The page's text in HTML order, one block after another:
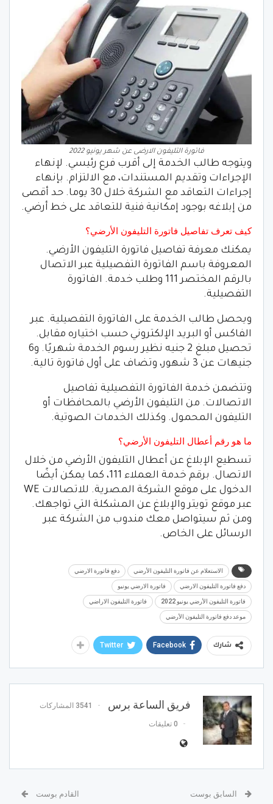
فاتورة التليفون الارضى عن شهر يونيو 2022
ويتوجه طالب الخدمة إلى أقرب فرع رئيسي. لإنهاء
الإجراءات وتقديم المستندات، مع الالتزام. بإنهاء
إجراءات التعاقد مع الشركة خلال 30 يوما. حد أقصى
من إبلاغه بوجود إمكانية فنية للتعاقد على خط أرضي.
كيف تعرف تفاصيل فاتورة التليفون الأرضي؟
يمكنك معرفة تفاصيل فاتورة التليفون الأرضي.
المعروفة باسم الفاتورة التفصيلية عبر الاتصال
بالرقم المختصر 111 وطلب خدمة. الفاتورة
التفصيلية.
ويحصل طالب الخدمة على الفاتورة التفصيلية. عبر
الفاكس أو البريد الإلكتروني حسب اختياره مقابل.
تحصيل مبلغ 2 جنيه نظير رسوم الخدمة شهريًا. و6
جنيهات عن 3 شهور، وتضاف على أول فاتورة تالية.
وتتضمن خدمة الفاتورة التفصيلية تفاصيل
الاتصالات. من التليفون الأرضي بالمحافظات أو
التليفون المحمول. وكذلك الخدمات الصوتية.
ما هو رقم أعطال التليفون الأرضي؟
تسطيع الإبلاغ عن أعطال التليفون الأرضي من خلال
الاتصال. برقم خدمة العملاء 111، كما يمكن أيضًا
الدخول على موقع الشركة المصرية. للاتصالات WE
عبر موقع تويتر والإبلاغ عن المشكلة التي تواجهك.
ومن ثم سيتواصل معك مندوب من الشركة عبر
الرسائل على الخاص.
الاستعلام عن فاتورة التليفون الأرضي دفع فاتورة الارضي
دفع فاتورة التليفون الارضي فاتورة الارضي يونيو
فاتورة التليفون الأرضي يونيو 2022 فاتورة التليفون الاراضي
موعد دفع فاتورة التليفون الأرضي
شارك Facebook
Twitter
فريق الساعة برس 3541 المشاركات
0 تعليقات
السابق بوست القادم بوست